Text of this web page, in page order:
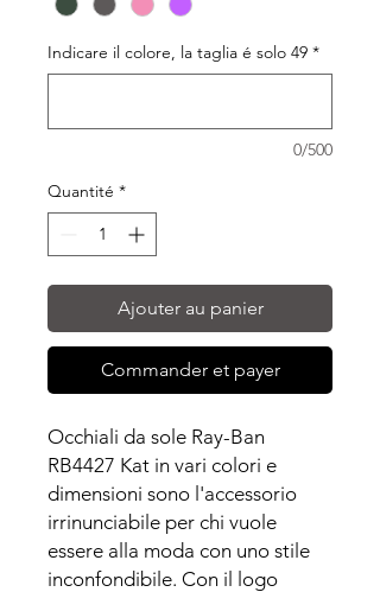
Indicare il colore, la taglia é solo 49 *
0/500
Quantité *
Ajouter au panier
Commander et payer
Occhiali da sole Ray-Ban
RB4427 Kat in vari colori e
dimensioni sono l'accessorio
irrinunciabile per chi vuole
essere alla moda con uno stile
inconfondibile. Con il logo